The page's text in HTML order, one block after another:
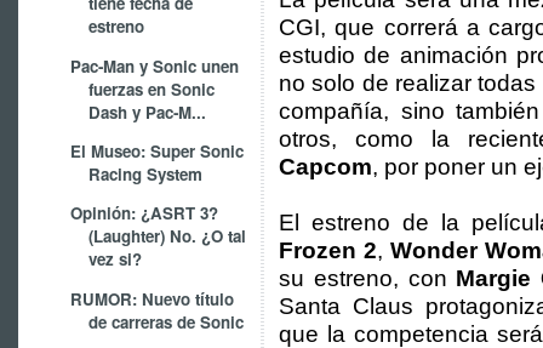
estreno
Pac-Man y Sonic unen
fuerzas en Sonic
Dash y Pac-M...
El Museo: Super Sonic
Racing System
Opinión: ¿ASRT 3?
(Laughter) No. ¿O tal
vez si?
RUMOR: Nuevo título
de carreras de Sonic
CGI, que correrá a
estudio de animación
no solo de realizar
compañía, sino
otros, como la
Capcom, por poner un
El estreno de la
Frozen 2, Wonder
su estreno, con Margie
Santa Claus
que la competencia